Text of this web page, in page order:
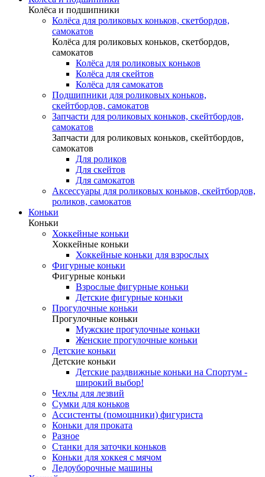
Колёса и подшипники
Колёса для роликовых коньков, скетбордов,
самокатов
Колёса для роликовых коньков, скетбордов,
самокатов
Колёса для роликовых коньков
Колёса для скейтов
Колёса для самокатов
Подшипники для роликовых коньков,
скейтбордов, самокатов
Запчасти для роликовых коньков, скейтбордов,
самокатов
Запчасти для роликовых коньков, скейтбордов,
самокатов
Для роликов
Для скейтов
Для самокатов
Аксессуары для роликовых коньков, скейтбордов,
роликов, самокатов
Коньки
Коньки
Хоккейные коньки
Хоккейные коньки
Хоккейные коньки для взрослых
Фигурные коньки
Фигурные коньки
Взрослые фигурные коньки
Детские фигурные коньки
Прогулочные коньки
Прогулочные коньки
Мужские прогулочные коньки
Женские прогулочные коньки
Детские коньки
Детские коньки
Детские раздвижные коньки на Спортум -
широкий выбор!
Чехлы для лезвий
Сумки для коньков
Ассистенты (помощники) фигуриста
Коньки для проката
Разное
Станки для заточки коньков
Коньки для хоккея с мячом
Ледоуборочные машины